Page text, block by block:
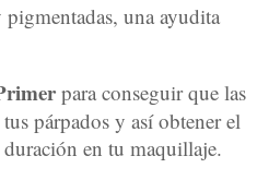
una ayudita
para conseguir que las
párpados y así obtener el
en tu maquillaje.